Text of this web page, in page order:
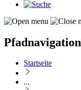
Pfadnavigation
Startseite
...